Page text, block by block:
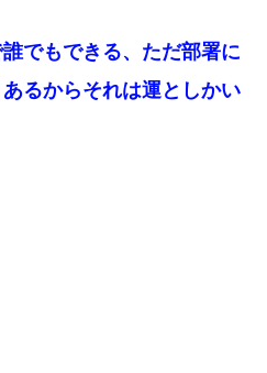
でもできる、ただ部署に
るからそれは運としかい